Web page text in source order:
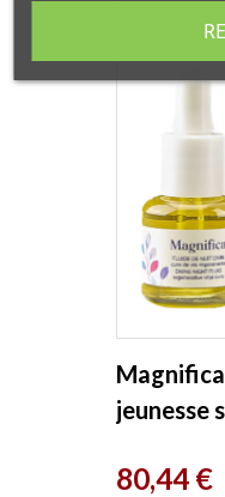
jeunesse
Prix
80,44 €